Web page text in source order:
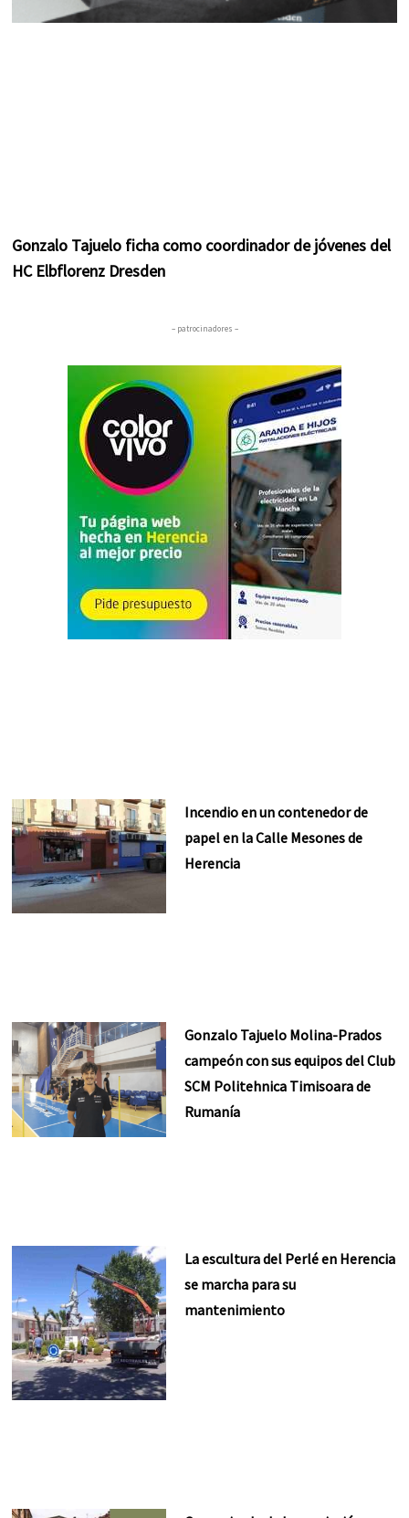
Gonzalo Tajuelo ficha como coordinador de jóvenes del
HC Elbflorenz Dresden
– patrocinadores –
Incendio en un contenedor de
papel en la Calle Mesones de
Herencia
Gonzalo Tajuelo Molina-Prados
campeón con sus equipos del Club
SCM Politehnica Timisoara de
Rumanía
La escultura del Perlé en Herencia
se marcha para su
mantenimiento